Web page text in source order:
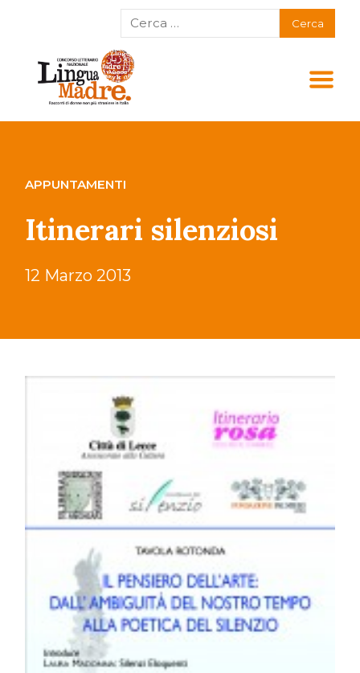
APPUNTAMENTI
Itinerari silenziosi
12 Marzo 2013